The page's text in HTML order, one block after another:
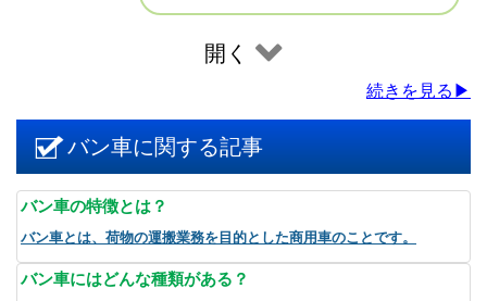
開く
続きを見る▶
バン車に関する記事
バン車の特徴とは？
バン車とは、荷物の運搬業務を目的とした商用車のことです。
バン車にはどんな種類がある？